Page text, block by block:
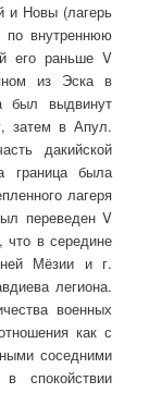
и Новы (лагерь
по внутреннюю
его раньше V
из Эска в
был выдвинут
затем в Апул.
дакийской
граница была
лагеря
переведен V
что в середине
Мёзии и г.
легиона.
военных
как с
соседними
спокойствии